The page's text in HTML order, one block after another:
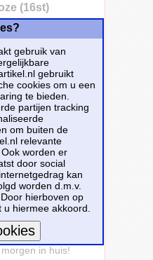
(16st)
- Feestbazaar -
in huis!
gebruik van
gebruikt
cookies om u een
te bieden.
partijen tracking
om buiten de
relevante
worden er
door social
kan
worden d.m.v.
hierboven op
hiermee akkoord.